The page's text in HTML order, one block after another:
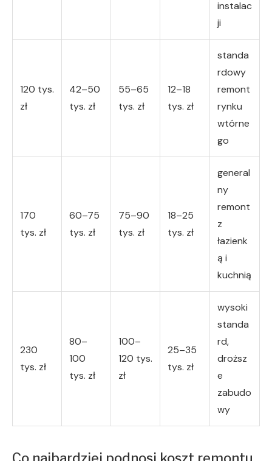
instalac
ji
120 tys.
zł
42–50
tys. zł
55–65
tys. zł
12–18
tys. zł
standa
rdowy
remont
rynku
wtórne
go
170
tys. zł
60–75
tys. zł
75–90
tys. zł
18–25
tys. zł
general
ny
remont
z
łazienk
ą i
kuchnią
230
tys. zł
80–
100
tys. zł
100–
120 tys.
zł
25–35
tys. zł
wysoki
standa
rd,
droższ
e
zabudo
wy
Co najbardziej podnosi koszt remontu